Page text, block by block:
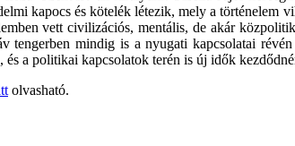
kapocs és kötelék létezik, mely a történelem
vett civilizációs, mentális, de akár
tengerben mindig is a nyugati kapcsolatai
a politikai kapcsolatok terén is új idők
olvasható.